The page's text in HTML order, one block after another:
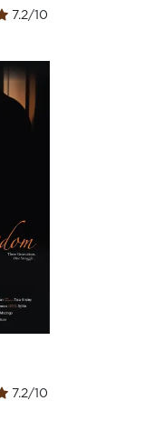
7.2/10
7.2/10